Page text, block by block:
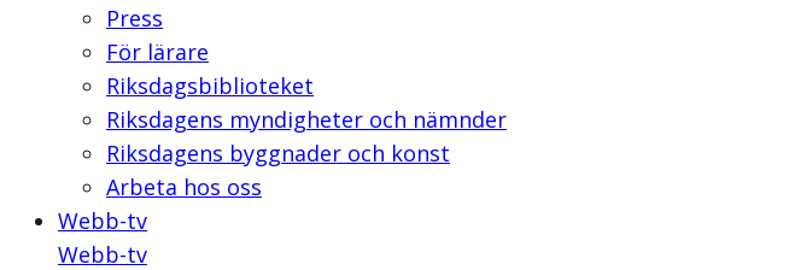
Press
För lärare
Riksdagsbiblioteket
Riksdagens myndigheter och nämnder
Riksdagens byggnader och konst
Arbeta hos oss
Webb-tv
Webb-tv